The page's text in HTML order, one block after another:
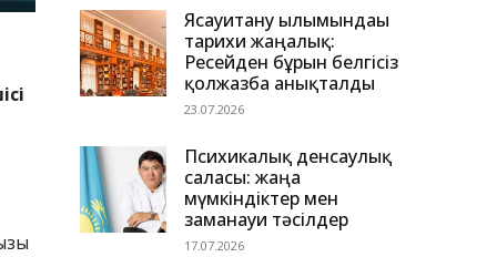
Ясауитану ғылымындағы
тарихи жаңалық:
Ресейден бұрын белгісіз
қолжазба анықталды
23.07.2026
Психикалық денсаулық
саласы: жаңа
мүмкіндіктер мен
заманауи тәсілдер
17.07.2026